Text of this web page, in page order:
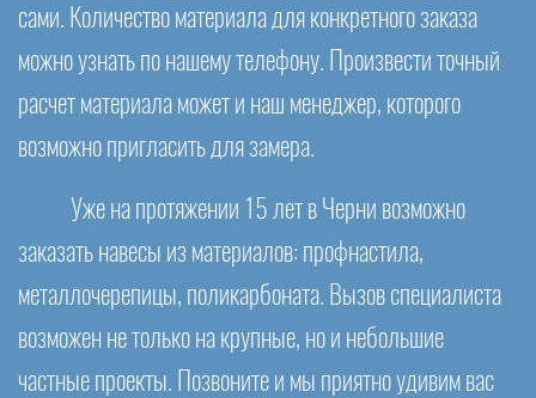
сами. Количество материала для конкретного заказа
можно узнать по нашему телефону. Произвести точный
расчет материала может и наш менеджер, которого
возможно пригласить для замера.
Уже на протяжении 15 лет в Черни возможно
заказать навесы из материалов: профнастила,
металлочерепицы, поликарбоната. Вызов специалиста
возможен не только на крупные, но и небольшие
частные проекты. Позвоните и мы приятно удивим вас